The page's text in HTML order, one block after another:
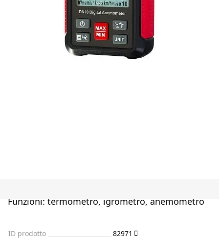
Funzioni: termometro, igrometro, anemometro
ID prodotto
82971